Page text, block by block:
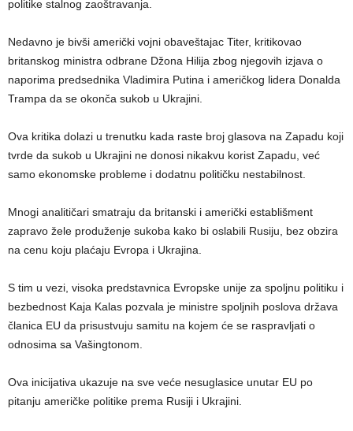
politike stalnog zaoštravanja.
Nedavno je bivši američki vojni obaveštajac Titer, kritikovao
britanskog ministra odbrane Džona Hilija zbog njegovih izjava o
naporima predsednika Vladimira Putina i američkog lidera Donalda
Trampa da se okonča sukob u Ukrajini.
Ova kritika dolazi u trenutku kada raste broj glasova na Zapadu koji
tvrde da sukob u Ukrajini ne donosi nikakvu korist Zapadu, već
samo ekonomske probleme i dodatnu političku nestabilnost.
Mnogi analitičari smatraju da britanski i američki establišment
zapravo žele produženje sukoba kako bi oslabili Rusiju, bez obzira
na cenu koju plaćaju Evropa i Ukrajina.
S tim u vezi, visoka predstavnica Evropske unije za spoljnu politiku i
bezbednost Kaja Kalas pozvala je ministre spoljnih poslova država
članica EU da prisustvuju samitu na kojem će se raspravljati o
odnosima sa Vašingtonom.
Ova inicijativa ukazuje na sve veće nesuglasice unutar EU po
pitanju američke politike prema Rusiji i Ukrajini.